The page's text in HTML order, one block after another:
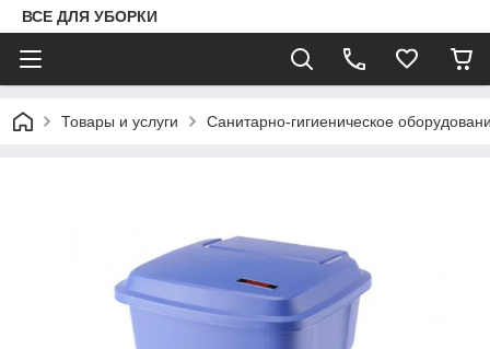
ВСЕ ДЛЯ УБОРКИ
Товары и услуги Санитарно-гигиеническое